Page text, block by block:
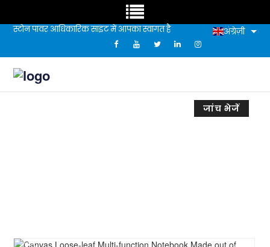
स्टोन पावर आधिकारिक साइट में आपका स्वागत है अंग्रेज़ी
जांच भेजें